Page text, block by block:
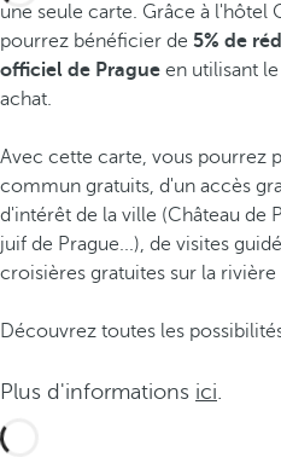
une seule carte. Grâce à l'hôtel
pourrez bénéficier de 5% de
officiel de Prague en utilisant le
achat.
Avec cette carte, vous pourrez
commun gratuits, d'un accès
d'intérêt de la ville (Château de
juif de Prague...), de visites
croisières gratuites sur la rivière
Découvrez toutes les
Plus d'informations ici.